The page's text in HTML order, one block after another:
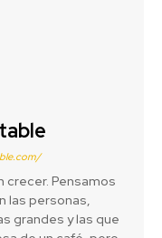
crecer. Pensamos
las personas,
grandes y las que